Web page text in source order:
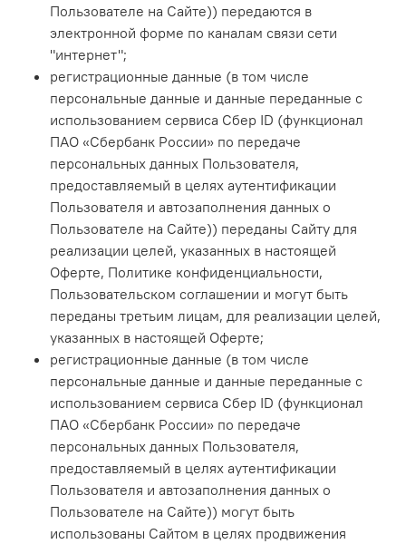
Пользователе на Сайте)) передаются в
электронной форме по каналам связи сети
"интернет";
регистрационные данные (в том числе
персональные данные и данные переданные с
использованием сервиса Сбер ID (функционал
ПАО «Сбербанк России» по передаче
персональных данных Пользователя,
предоставляемый в целях аутентификации
Пользователя и автозаполнения данных о
Пользователе на Сайте)) переданы Сайту для
реализации целей, указанных в настоящей
Оферте, Политике конфиденциальности,
Пользовательском соглашении и могут быть
переданы третьим лицам, для реализации целей,
указанных в настоящей Оферте;
регистрационные данные (в том числе
персональные данные и данные переданные с
использованием сервиса Сбер ID (функционал
ПАО «Сбербанк России» по передаче
персональных данных Пользователя,
предоставляемый в целях аутентификации
Пользователя и автозаполнения данных о
Пользователе на Сайте)) могут быть
использованы Сайтом в целях продвижения